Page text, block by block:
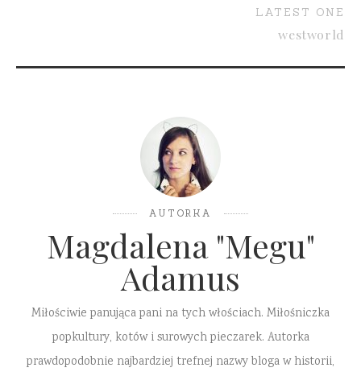
LATEST ONE
westworld
AUTORKA
Magdalena "Megu"
Adamus
Miłościwie panująca pani na tych włościach. Miłośniczka
popkultury, kotów i surowych pieczarek. Autorka
prawdopodobnie najbardziej trefnej nazwy bloga w historii,